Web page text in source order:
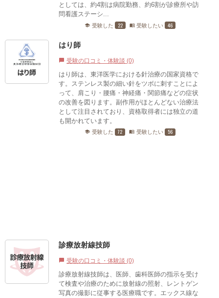
としては、約4割は病院勤務、約6割が診療所や訪
問看護ステーシ...
school 受験した 22 menu_book 受験したい 46
はり師
chat_bubble 受験の口コミ・体験談 (0)
はり師は、東洋医学における針治療の国家資格で
す。ステンレス製の細い針をツボに刺すことによ
って、肩こり・腰痛・神経痛・関節痛などの症状
の改善を図ります。副作用がほとんどない治療法
として注目されており、資格取得者には独立の道
も開かれています。
school 受験した 72 menu_book 受験したい 56
診療放射線技師
chat_bubble 受験の口コミ・体験談 (0)
診療放射線技師は、医師、歯科医師の指示を受け
て検査や治療のために放射線の照射、レントゲン
写真の撮影に従事する医療職です。エックス線な